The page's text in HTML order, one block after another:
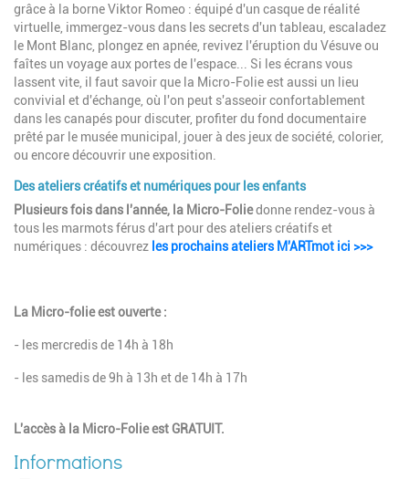
grâce à la borne Viktor Romeo : équipé d'un casque de réalité
virtuelle, immergez-vous dans les secrets d'un tableau, escaladez
le Mont Blanc, plongez en apnée, revivez l'éruption du Vésuve ou
faîtes un voyage aux portes de l'espace... Si les écrans vous
lassent vite, il faut savoir que la Micro-Folie est aussi un lieu
convivial et d'échange, où l'on peut s'asseoir confortablement
dans les canapés pour discuter, profiter du fond documentaire
prêté par le musée municipal, jouer à des jeux de société, colorier,
ou encore découvrir une exposition.
Des ateliers créatifs et numériques pour les enfants
Plusieurs fois dans l'année, la Micro-Foliedonne rendez-vous à
tous les marmots férus d'art pour des ateliers créatifs et
numériques : découvrez les prochains ateliers M'ARTmot ici >>>
La Micro-folie est ouverte :
- les mercredis de 14h à 18h
- les samedis de 9h à 13h et de 14h à 17h
L'accès à la Micro-Folie est GRATUIT.